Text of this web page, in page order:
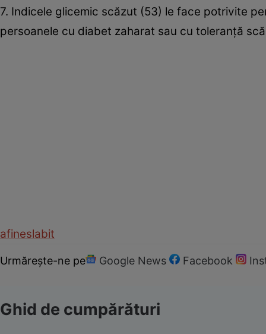
7. Indicele glicemic scăzut (53) le face potrivite
persoanele cu diabet zaharat sau cu toleranţă
afineslabit
Urmărește-ne pe Google News Facebook
Ghid de cumpărături